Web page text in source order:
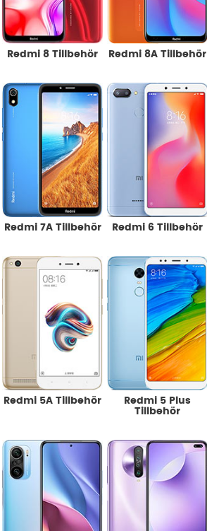
Redmi 8 Tillbehör Redmi 8A Tillbehör
Redmi 7A Tillbehör Redmi 6 Tillbehör
Redmi 5A Tillbehör
Redmi 5 Plus
Tillbehör